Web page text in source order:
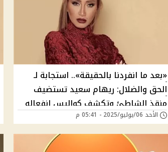
«بعد ما انفردنا بالحقيقة».. استجابة لـ
الحق والضلال: ريهام سعيد تستضيف
منقذ الشاطئ وتكشف كواليس انفعاله
على الشاب المُنقَذ لأول مرة
الأحد 06/يوليو/2025 - 05:41 م